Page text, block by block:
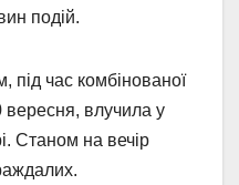
подій.
під час комбінованої
вересня, влучила у
Станом на вечір